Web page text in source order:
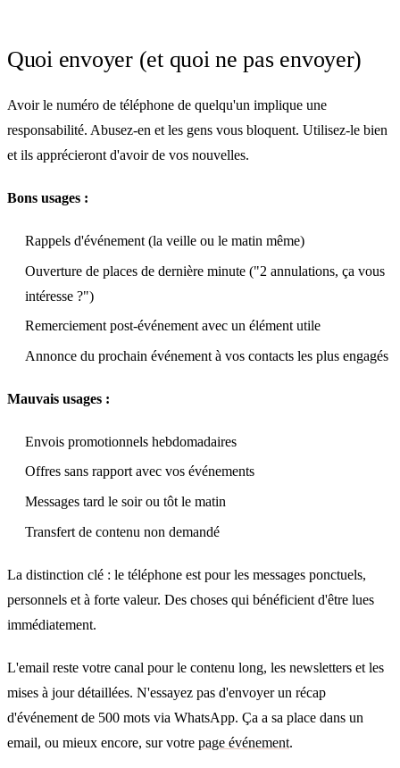
Quoi envoyer (et quoi ne pas envoyer)
Avoir le numéro de téléphone de quelqu'un implique une
responsabilité. Abusez-en et les gens vous bloquent. Utilisez-le bien
et ils apprécieront d'avoir de vos nouvelles.
Bons usages :
Rappels d'événement (la veille ou le matin même)
Ouverture de places de dernière minute ("2 annulations, ça vous
intéresse ?")
Remerciement post-événement avec un élément utile
Annonce du prochain événement à vos contacts les plus engagés
Mauvais usages :
Envois promotionnels hebdomadaires
Offres sans rapport avec vos événements
Messages tard le soir ou tôt le matin
Transfert de contenu non demandé
La distinction clé : le téléphone est pour les messages ponctuels,
personnels et à forte valeur. Des choses qui bénéficient d'être lues
immédiatement.
L'email reste votre canal pour le contenu long, les newsletters et les
mises à jour détaillées. N'essayez pas d'envoyer un récap
d'événement de 500 mots via WhatsApp. Ça a sa place dans un
email, ou mieux encore, sur votre page événement.